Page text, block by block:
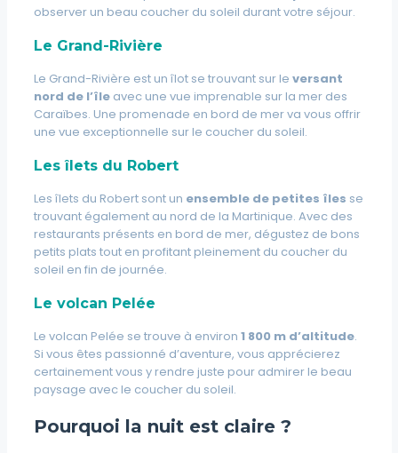
observer un beau coucher du soleil durant votre séjour.
Le Grand-Rivière
Le Grand-Rivière est un îlot se trouvant sur le versant
nord de l’îleavec une vue imprenable sur la mer des
Caraïbes. Une promenade en bord de mer va vous offrir
une vue exceptionnelle sur le coucher du soleil.
Les îlets du Robert
Les îlets du Robert sont un ensemble de petites îles se
trouvant également au nord de la Martinique. Avec des
restaurants présents en bord de mer, dégustez de bons
petits plats tout en profitant pleinement du coucher du
soleil en fin de journée.
Le volcan Pelée
Le volcan Pelée se trouve à environ 1 800 m d’altitude.
Si vous êtes passionné d’aventure, vous apprécierez
certainement vous y rendre juste pour admirer le beau
paysage avec le coucher du soleil.
Pourquoi la nuit est claire ?